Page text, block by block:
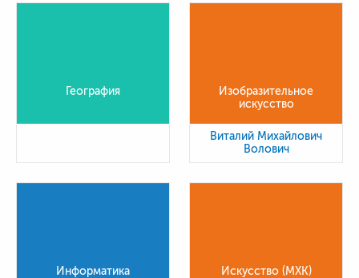
География
Изобразительное
искусство
Виталий Михайлович
Волович
Информатика Искусство (МХК)